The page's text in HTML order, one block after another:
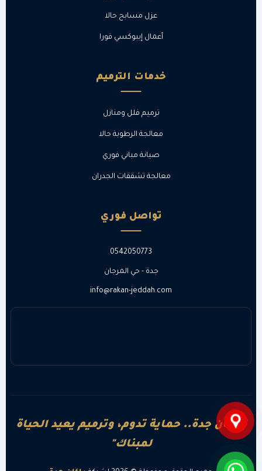
عزل مسابح حالا
أعمال إيبوكسي فورا
خدمات الترميم
ترميم فلل ومنازل
معالجة الرطوبة حالا
صيانة مباني فوري
معالجة تشققات الجدران
تواصل فوري
0542050773
جدة - حي المرجان
info@rakan-jeddah.com
"راكان جدة.. حماية تدوم، وترميم يعيد الحياة
لمبناك"